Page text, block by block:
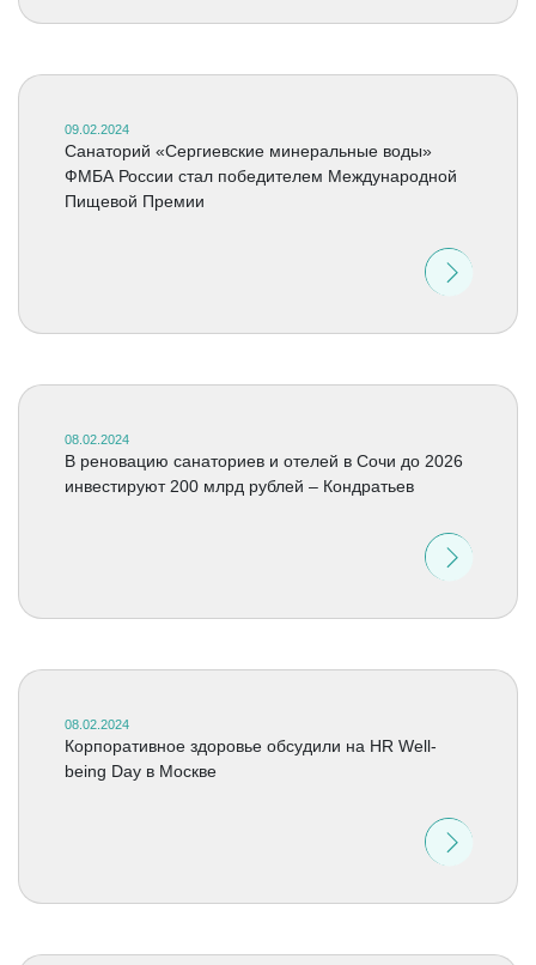
09.02.2024
Санаторий «Сергиевские минеральные воды»
ФМБА России стал победителем Международной
Пищевой Премии
08.02.2024
В реновацию санаториев и отелей в Сочи до 2026
инвестируют 200 млрд рублей – Кондратьев
08.02.2024
Корпоративное здоровье обсудили на HR Well-
being Day в Москве